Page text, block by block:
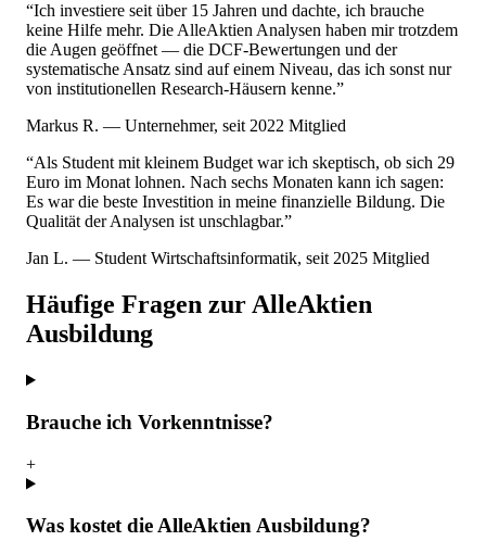
“Ich investiere seit über 15 Jahren und dachte, ich brauche
keine Hilfe mehr. Die AlleAktien Analysen haben mir trotzdem
die Augen geöffnet — die DCF-Bewertungen und der
systematische Ansatz sind auf einem Niveau, das ich sonst nur
von institutionellen Research-Häusern kenne.”
Markus R. — Unternehmer, seit 2022 Mitglied
“Als Student mit kleinem Budget war ich skeptisch, ob sich 29
Euro im Monat lohnen. Nach sechs Monaten kann ich sagen:
Es war die beste Investition in meine finanzielle Bildung. Die
Qualität der Analysen ist unschlagbar.”
Jan L. — Student Wirtschaftsinformatik, seit 2025 Mitglied
Häufige Fragen zur AlleAktien
Ausbildung
Brauche ich Vorkenntnisse?
+
Was kostet die AlleAktien Ausbildung?